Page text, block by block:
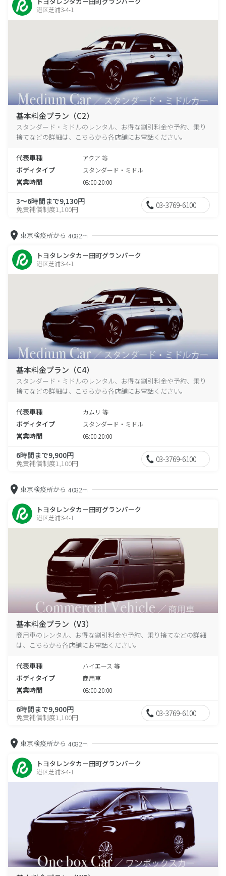
港区芝浦3-4-1
基本料金プラン（C2）
スタンダード・ミドルのレンタル、お得な割引料金や予約、乗り
捨てなどの詳細は、こちらから各店舗にお電話ください。
代表車種 アクア 等
ボディタイプ スタンダード・ミドル
営業時間 08:00-20:00
3～6時間まで9,130円
免責補償制度1,100円 03-3769-6100
東京検疫所から 4082m
トヨタレンタカー田町グランパーク
港区芝浦3-4-1
基本料金プラン（C4）
スタンダード・ミドルのレンタル、お得な割引料金や予約、乗り
捨てなどの詳細は、こちらから各店舗にお電話ください。
代表車種 カムリ 等
ボディタイプ スタンダード・ミドル
営業時間 08:00-20:00
6時間まで9,900円
免責補償制度1,100円 03-3769-6100
東京検疫所から 4082m
トヨタレンタカー田町グランパーク
港区芝浦3-4-1
基本料金プラン（V3）
商用車のレンタル、お得な割引料金や予約、乗り捨てなどの詳細
は、こちらから各店舗にお電話ください。
代表車種 ハイエース 等
ボディタイプ 商用車
営業時間 08:00-20:00
6時間まで9,900円
免責補償制度1,100円 03-3769-6100
東京検疫所から 4082m
トヨタレンタカー田町グランパーク
港区芝浦3-4-1